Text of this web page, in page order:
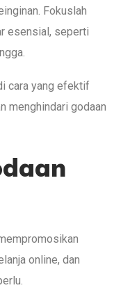
Fokuslah
esensial, seperti
cara yang efektif
menghindari godaan
online, dan